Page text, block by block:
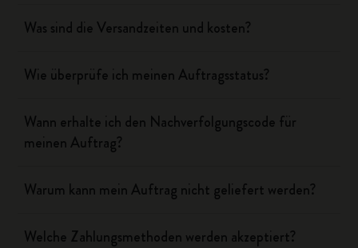
Was sind die Versandzeiten und kosten?
Wie überprüfe ich meinen Auftragsstatus?
Wann erhalte ich den Nachverfolgungscode für
meinen Auftrag?
Warum kann mein Auftrag nicht geliefert werden?
Welche Zahlungsmethoden werden akzeptiert?